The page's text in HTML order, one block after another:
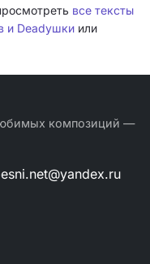
все тексты
и Deadушки или
композиций —